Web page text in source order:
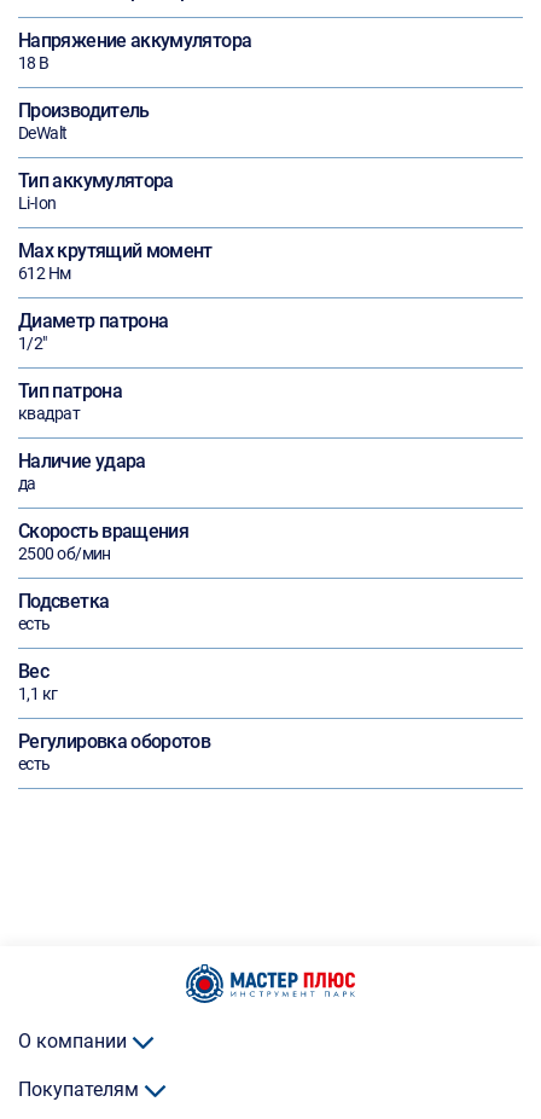
Напряжение аккумулятора
18 В
Производитель
DeWalt
Тип аккумулятора
Li-Ion
Max крутящий момент
612 Нм
Диаметр патрона
1/2"
Тип патрона
квадрат
Наличие удара
да
Скорость вращения
2500 об/мин
Подсветка
есть
Вес
1,1 кг
Регулировка оборотов
есть
О компании
Покупателям